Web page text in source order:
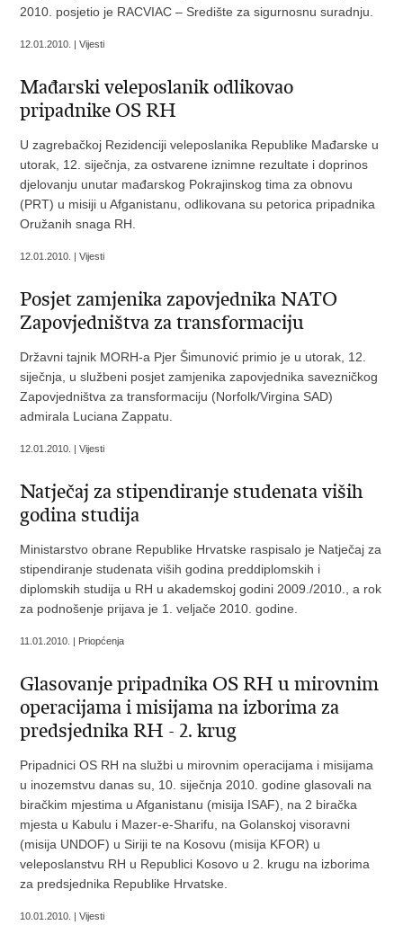
2010. posjetio je RACVIAC – Središte za sigurnosnu suradnju.
12.01.2010. | Vijesti
Mađarski veleposlanik odlikovao
pripadnike OS RH
U zagrebačkoj Rezidenciji veleposlanika Republike Mađarske u
utorak, 12. siječnja, za ostvarene iznimne rezultate i doprinos
djelovanju unutar mađarskog Pokrajinskog tima za obnovu
(PRT) u misiji u Afganistanu, odlikovana su petorica pripadnika
Oružanih snaga RH.
12.01.2010. | Vijesti
Posjet zamjenika zapovjednika NATO
Zapovjedništva za transformaciju
Državni tajnik MORH-a Pjer Šimunović primio je u utorak, 12.
siječnja, u službeni posjet zamjenika zapovjednika savezničkog
Zapovjedništva za transformaciju (Norfolk/Virgina SAD)
admirala Luciana Zappatu.
12.01.2010. | Vijesti
Natječaj za stipendiranje studenata viših
godina studija
Ministarstvo obrane Republike Hrvatske raspisalo je Natječaj za
stipendiranje studenata viših godina preddiplomskih i
diplomskih studija u RH u akademskoj godini 2009./2010., a rok
za podnošenje prijava je 1. veljače 2010. godine.
11.01.2010. | Priopćenja
Glasovanje pripadnika OS RH u mirovnim
operacijama i misijama na izborima za
predsjednika RH - 2. krug
Pripadnici OS RH na službi u mirovnim operacijama i misijama
u inozemstvu danas su, 10. siječnja 2010. godine glasovali na
biračkim mjestima u Afganistanu (misija ISAF), na 2 biračka
mjesta u Kabulu i Mazer-e-Sharifu, na Golanskoj visoravni
(misija UNDOF) u Siriji te na Kosovu (misija KFOR) u
veleposlanstvu RH u Republici Kosovo u 2. krugu na izborima
za predsjednika Republike Hrvatske.
10.01.2010. | Vijesti